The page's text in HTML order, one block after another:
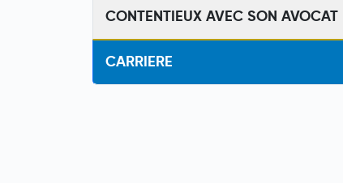
CONTENTIEUX AVEC SON AVOCAT
CARRIERE